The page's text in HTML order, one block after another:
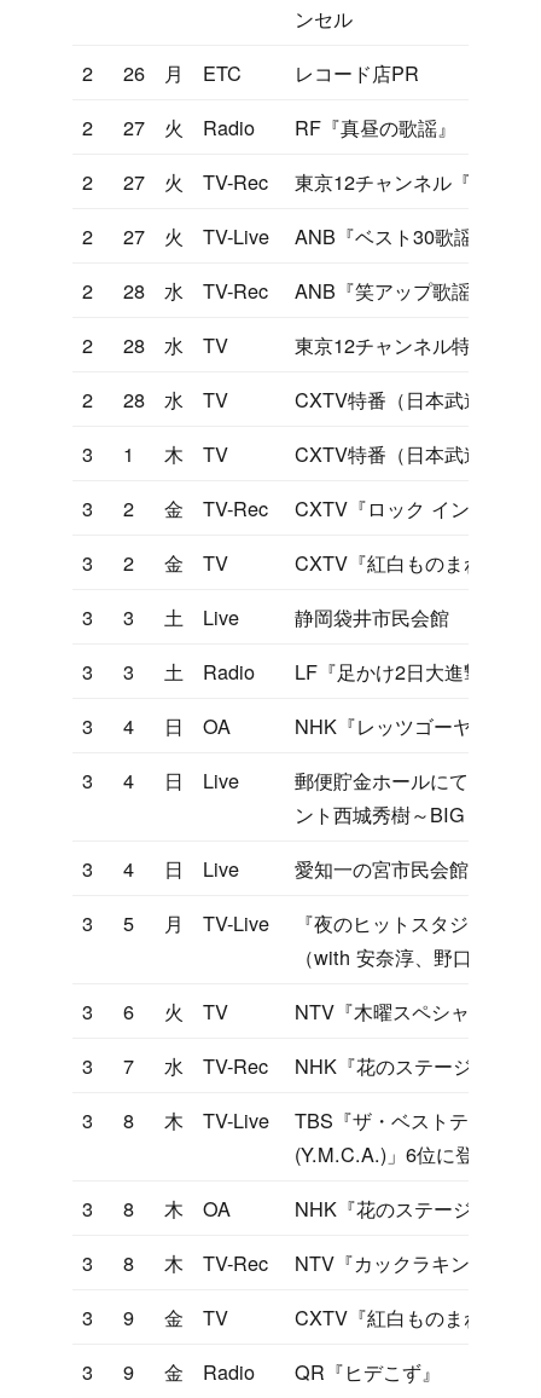
ンセル
2
26 月 ETC
レコード店PR
2
27 火 Radio
RF『真昼の歌謡』
2
27 火 TV-Rec
東京12チャンネル『ヤンヤ
2
27 火 TV-Live
ANB『ベスト30歌謡曲』
2
28 水 TV-Rec
ANB『笑アップ歌謡曲大作
2
28 水 TV
東京12チャンネル特番
2
28 水 TV
CXTV特番（日本武道館）
3
1 木 TV
CXTV特番（日本武道館）
3
2 金 TV-Rec
CXTV『ロック イン ヒデキ
3
2 金 TV
CXTV『紅白ものまね』
3
3 土 Live
静岡袋井市民会館
3
3 土 Radio
LF『足かけ2日大進撃』
3
4 日 OA
NHK『レッツゴーヤング』
3
4 日 Live
郵便貯金ホールにてフィル
ント西城秀樹～BIG GAME
3
4 日 Live
愛知一の宮市民会館
3
5 月 TV-Live
『夜のヒットスタジオ』
（with 安奈淳、野口五郎、
3
6 火 TV
NTV『木曜スペシャル わん
3
7 水 TV-Rec
NHK『花のステージ』（
3
8 木 TV-Live
TBS『ザ・ベストテン』「
(Y.M.C.A.)」6位に登場
3
8 木 OA
NHK『花のステージ』
3
8 木 TV-Rec
NTV『カックラキン大放送
3
9 金 TV
CXTV『紅白ものまね』
3
9 金 Radio
QR『ヒデこず』